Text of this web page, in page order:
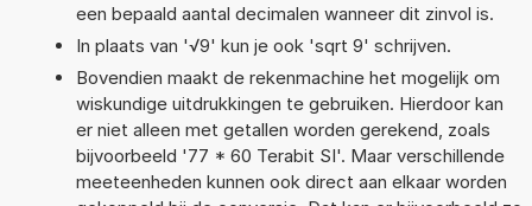
een bepaald aantal decimalen wanneer dit zinvol is.
In plaats van '√9' kun je ook 'sqrt 9' schrijven.
Bovendien maakt de rekenmachine het mogelijk om
wiskundige uitdrukkingen te gebruiken. Hierdoor kan
er niet alleen met getallen worden gerekend, zoals
bijvoorbeeld '77 * 60 Terabit SI'. Maar verschillende
meeteenheden kunnen ook direct aan elkaar worden